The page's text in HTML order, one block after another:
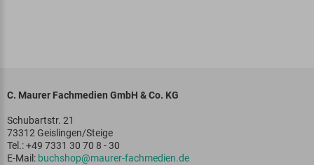
C. Maurer Fachmedien GmbH & Co. KG
Schubartstr. 21
73312 Geislingen/Steige
Tel.: +49 7331 30 70 8 - 30
E-Mail: buchshop@maurer-fachmedien.de